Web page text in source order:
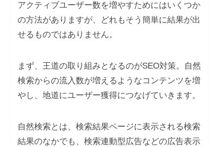
アクティブユーザー数を増やすためにはいくつか
の方法がありますが、どれもそう簡単に結果が出
せるものではありません。
まず、王道の取り組みとなるのがSEO対策。自然
検索からの流入数が増えるようなコンテンツを増
やし、地道にユーザー獲得につなげていきます。
自然検索とは、検索結果ページに表示される検索
結果のなかでも、検索連動型広告などの広告表示